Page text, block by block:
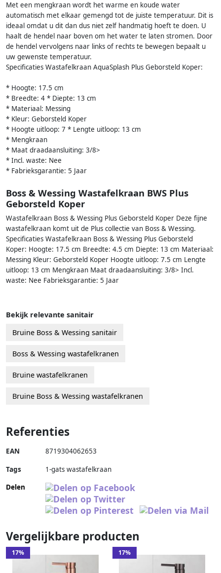
Met een mengkraan wordt het warme en koude water
automatisch met elkaar gemengd tot de juiste temperatuur. Dit is
ideaal omdat u dit dan dus niet zelf handmatig hoeft te doen. U
haalt de hendel naar boven om het water te laten stromen. Door
de hendel vervolgens naar links of rechts te bewegen bepaalt u
uw gewenste temperatuur.
Specificaties Wastafelkraan AquaSplash Plus Geborsteld Koper:
* Hoogte: 17.5 cm
* Breedte: 4 * Diepte: 13 cm
* Materiaal: Messing
* Kleur: Geborsteld Koper
* Hoogte uitloop: 7 * Lengte uitloop: 13 cm
* Mengkraan
* Maat draadaansluiting: 3/8>
* Incl. waste: Nee
* Fabrieksgarantie: 5 Jaar
Boss & Wessing Wastafelkraan BWS Plus
Geborsteld Koper
Wastafelkraan Boss & Wessing Plus Geborsteld Koper Deze fijne
wastafelkraan komt uit de Plus collectie van Boss & Wessing.
Specificaties Wastafelkraan Boss & Wessing Plus Geborsteld
Koper: Hoogte: 17.5 cm Breedte: 4.5 cm Diepte: 13 cm Materiaal:
Messing Kleur: Geborsteld Koper Hoogte uitloop: 7.5 cm Lengte
uitloop: 13 cm Mengkraan Maat draadaansluiting: 3/8> Incl.
waste: Nee Fabrieksgarantie: 5 Jaar
Bekijk relevante sanitair
Bruine Boss & Wessing sanitair
Boss & Wessing wastafelkranen
Bruine wastafelkranen
Bruine Boss & Wessing wastafelkranen
Referenties
EAN 8719304062653
Tags
1-gats wastafelkraan
Delen
Vergelijkbare producten
17% 17%